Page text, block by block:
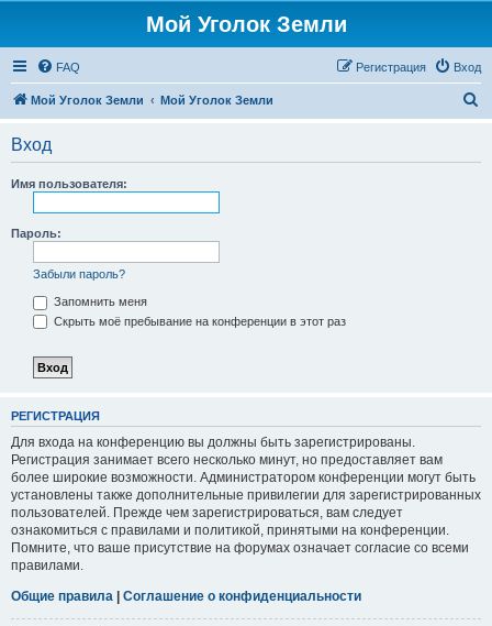
Мой Уголок Земли
FAQ Вход
Регистрация
Мой Уголок Земли Мой Уголок Земли
Вход
Имя пользователя:
Пароль:
Забыли пароль?
Запомнить меня
Скрыть моё пребывание на конференции в этот раз
РЕГИСТРАЦИЯ
Для входа на конференцию вы должны быть зарегистрированы.
Регистрация занимает всего несколько минут, но предоставляет вам
более широкие возможности. Администратором конференции могут быть
установлены также дополнительные привилегии для зарегистрированных
пользователей. Прежде чем зарегистрироваться, вам следует
ознакомиться с правилами и политикой, принятыми на конференции.
Помните, что ваше присутствие на форумах означает согласие со всеми
правилами.
Общие правила | Соглашение о конфиденциальности